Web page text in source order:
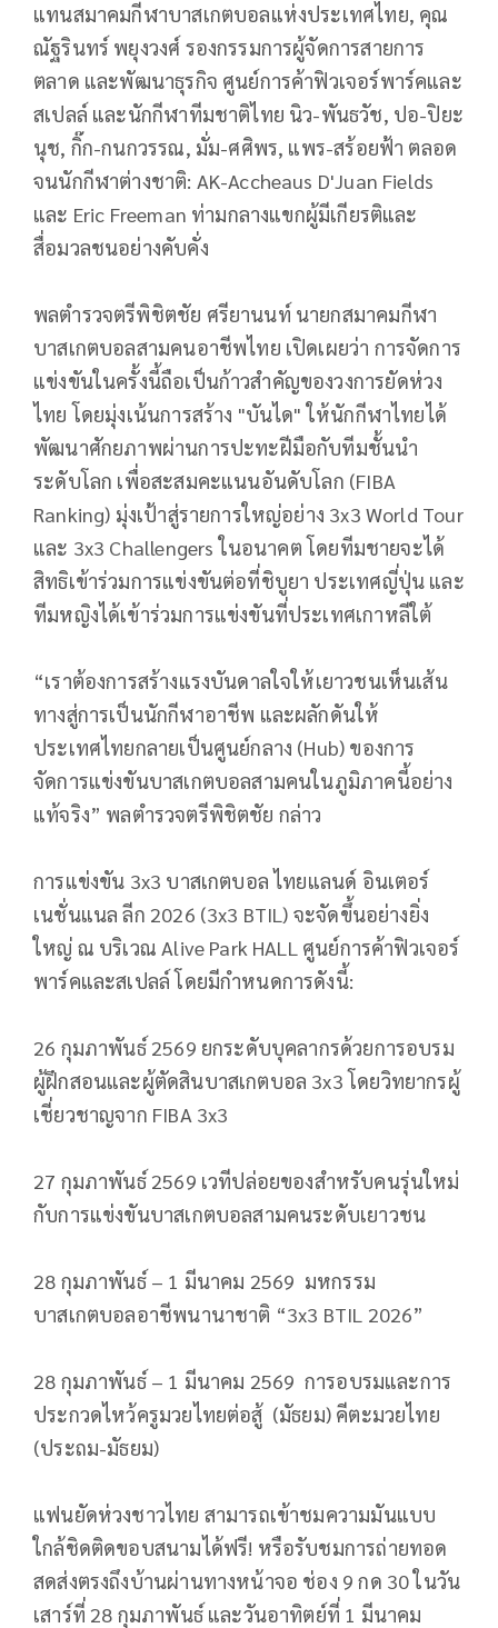
แทนสมาคมกีฬาบาสเกตบอลแห่งประเทศไทย, คุณ
ณัฐรินทร์ พยุงวงศ์ รองกรรมการผู้จัดการสายการ
ตลาด และพัฒนาธุรกิจ ศูนย์การค้าฟิวเจอร์พาร์คและ
สเปลล์ และนักกีฬาทีมชาติไทย นิว-พันธวัช, ปอ-ปิยะ
นุช, กิ๊ก-กนกวรรณ, มั่ม-ศศิพร, แพร-สร้อยฟ้า ตลอด
จนนักกีฬาต่างชาติ: AK-Accheaus D'Juan Fields
และ Eric Freeman ท่ามกลางแขกผู้มีเกียรติและ
สื่อมวลชนอย่างคับคั่ง
พลตำรวจตรีพิชิตชัย ศรียานนท์ นายกสมาคมกีฬา
บาสเกตบอลสามคนอาชีพไทย เปิดเผยว่า การจัดการ
แข่งขันในครั้งนี้ถือเป็นก้าวสำคัญของวงการยัดห่วง
ไทย โดยมุ่งเน้นการสร้าง "บันได" ให้นักกีฬาไทยได้
พัฒนาศักยภาพผ่านการปะทะฝีมือกับทีมชั้นนำ
ระดับโลก เพื่อสะสมคะแนนอันดับโลก (FIBA
Ranking) มุ่งเป้าสู่รายการใหญ่อย่าง 3x3 World Tour
และ 3x3 Challengers ในอนาคต โดยทีมชายจะได้
สิทธิเข้าร่วมการแข่งขันต่อที่ชิบูยา ประเทศญี่ปุ่น และ
ทีมหญิงได้เข้าร่วมการแข่งขันที่ประเทศเกาหลีใต้
“เราต้องการสร้างแรงบันดาลใจให้เยาวชนเห็นเส้น
ทางสู่การเป็นนักกีฬาอาชีพ และผลักดันให้
ประเทศไทยกลายเป็นศูนย์กลาง (Hub) ของการ
จัดการแข่งขันบาสเกตบอลสามคนในภูมิภาคนี้อย่าง
แท้จริง” พลตำรวจตรีพิชิตชัย กล่าว
การแข่งขัน 3x3 บาสเกตบอล ไทยแลนด์ อินเตอร์
เนชั่นแนล ลีก 2026 (3x3 BTIL) จะจัดขึ้นอย่างยิ่ง
ใหญ่ ณ บริเวณ Alive Park HALL ศูนย์การค้าฟิวเจอร์
พาร์คและสเปลล์ โดยมีกำหนดการดังนี้:
26 กุมภาพันธ์ 2569 ยกระดับบุคลากรด้วยการอบรม
ผู้ฝึกสอนและผู้ตัดสินบาสเกตบอล 3x3 โดยวิทยากรผู้
เชี่ยวชาญจาก FIBA 3x3
27 กุมภาพันธ์ 2569 เวทีปล่อยของสำหรับคนรุ่นใหม่
กับการแข่งขันบาสเกตบอลสามคนระดับเยาวชน
28 กุมภาพันธ์ – 1 มีนาคม 2569 มหกรรม
บาสเกตบอลอาชีพนานาชาติ “3x3 BTIL 2026”
28 กุมภาพันธ์ – 1 มีนาคม 2569 การอบรมและการ
ประกวดไหว้ครูมวยไทยต่อสู้ (มัธยม) คีตะมวยไทย
(ประถม-มัธยม)
แฟนยัดห่วงชาวไทย สามารถเข้าชมความมันแบบ
ใกล้ชิดติดขอบสนามได้ฟรี! หรือรับชมการถ่ายทอด
สดส่งตรงถึงบ้านผ่านทางหน้าจอ ช่อง 9 กด 30 ในวัน
เสาร์ที่ 28 กุมภาพันธ์ และวันอาทิตย์ที่ 1 มีนาคม